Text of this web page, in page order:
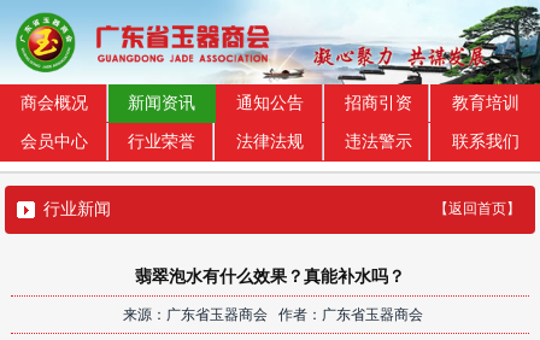
商会概况 新闻资讯 通知公告 招商引资 教育培训
会员中心 行业荣誉 法律法规 违法警示 联系我们
行业新闻 【返回首页】
翡翠泡水有什么效果？真能补水吗？
来源：广东省玉器商会 作者：广东省玉器商会